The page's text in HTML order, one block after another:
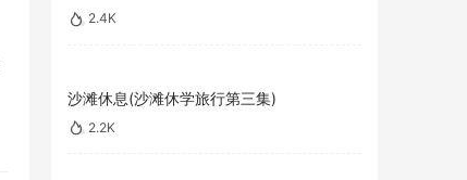
2.4K
沙滩休息(沙滩休学旅行第三集)
2.2K